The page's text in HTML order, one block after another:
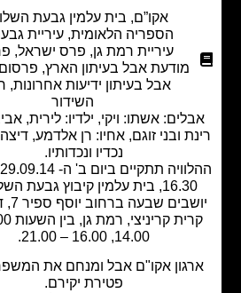
בית עלמין גבעת השלושה,
הספריה הלאומית,עיריית גבעתיים,
עיריית רמת גן,פרס ישראל, פרסום
מודעת אבל בעיתון הארץ,פרסום מודעת
אבל בעיתון ידיעות אחרונות,רשות
אשתו: ויקי, ילדיו: לירית, אביב, ירון,
ובני זוגם, אחיו: רן אלדמע, דיצה תירוש,
נכדיו ונכדותיו.
ההלוויה תתקיים ביום ב' ה- 29.09.14, בשעה
יושבים שבעה ברחוב יוסף ספיר 7, דירה 3,
קרית קריניצי, רמת גן, בין השעות 10.00 –
אקו"ם אבל ומנחם את המשפחה על
פטירת יקירם.